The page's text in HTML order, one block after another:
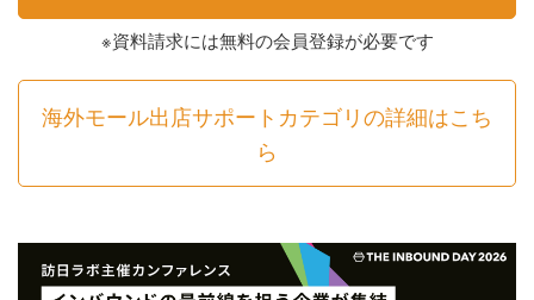
※資料請求には無料の会員登録が必要です
海外モール出店サポートカテゴリの詳細はこち
ら